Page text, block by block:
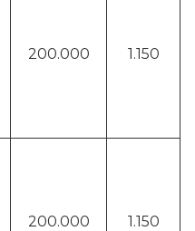
200.000 1.150
200.000 1.150